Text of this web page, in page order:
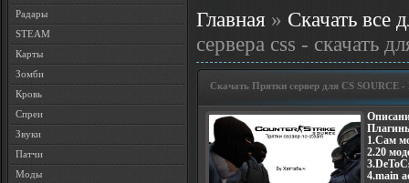
Радары
STEAM
Карты
Зомби
Кровь
Спреи
Звуки
Патчи
Моды
Главная » Скачать все
сервера css - скачать
Скачать Прятки сервер для CS SOURCE
1.Сам
2.20
4.main